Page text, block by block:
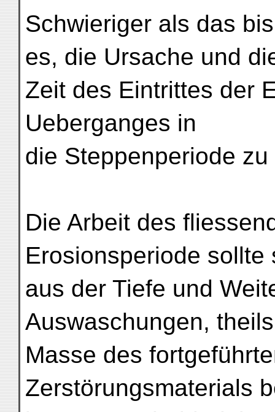
Schwieriger als das
es, die Ursache und
Zeit des Eintrittes der
Ueberganges in
die Steppenperiode
Die Arbeit des
Erosionsperiode sollte
aus der Tiefe und
Auswaschungen,
Masse des
Zerstörungsmaterials